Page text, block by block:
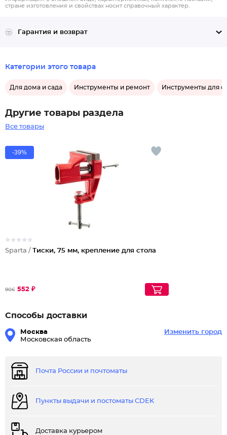
стране изготовления и свойствах носит справочный характер.
Гарантия и возврат
Категории этого товара
Для дома и сада Инструменты и ремонт Инструменты для
Другие товары раздела
Все товары
-39%
Sparta / Тиски, 75 мм, крепление для стола
906 552 ₽
Способы доставки
Москва
Московская область
Изменить город
Почта России и почтоматы
Пункты выдачи и постоматы CDEK
Доставка курьером